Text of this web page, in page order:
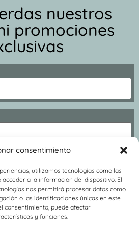
consentimiento
utilizamos tecnologías como las
a la información del dispositivo. El
nos permitirá procesar datos como
o las identificaciones únicas en este
consentimiento, puede afectar
y funciones.
nuestros
promociones